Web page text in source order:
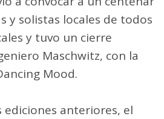
y solistas locales de todos
y tuvo un cierre
Maschwitz, con la
Mood.
ediciones anteriores, el